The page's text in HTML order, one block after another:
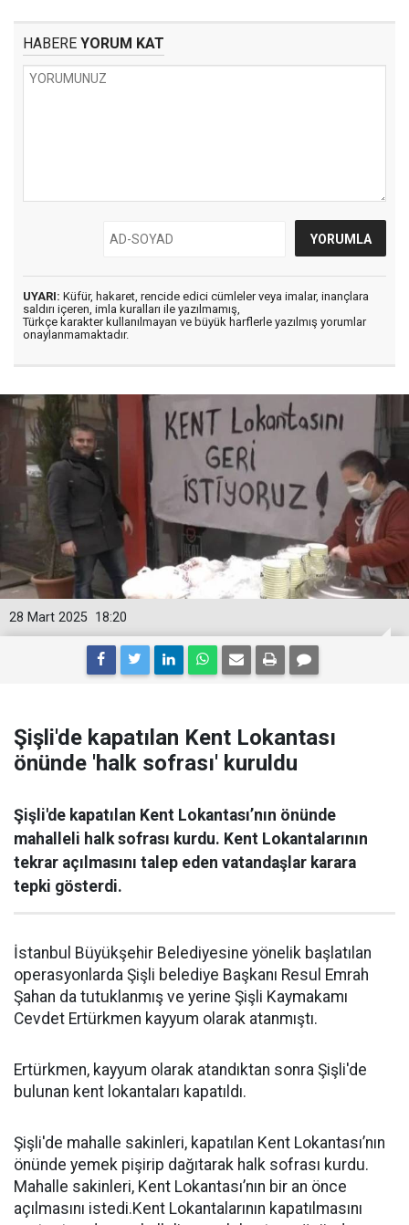
HABERE YORUM KAT
UYARI: Küfür, hakaret, rencide edici cümleler veya imalar, inançlara
saldırı içeren, imla kuralları ile yazılmamış,
Türkçe karakter kullanılmayan ve büyük harflerle yazılmış yorumlar
onaylanmamaktadır.
18:20
28 Mart 2025
Şişli'de kapatılan Kent Lokantası
önünde 'halk sofrası' kuruldu
Şişli'de kapatılan Kent Lokantası’nın önünde
mahalleli halk sofrası kurdu. Kent Lokantalarının
tekrar açılmasını talep eden vatandaşlar karara
tepki gösterdi.
İstanbul Büyükşehir Belediyesine yönelik başlatılan
operasyonlarda Şişli belediye Başkanı Resul Emrah
Şahan da tutuklanmış ve yerine Şişli Kaymakamı
Cevdet Ertürkmen kayyum olarak atanmıştı.
Ertürkmen, kayyum olarak atandıktan sonra Şişli'de
bulunan kent lokantaları kapatıldı.
Şişli'de mahalle sakinleri, kapatılan Kent Lokantası’nın
önünde yemek pişirip dağıtarak halk sofrası kurdu.
Mahalle sakinleri, Kent Lokantası’nın bir an önce
açılmasını istedi.Kent Lokantalarının kapatılmasını